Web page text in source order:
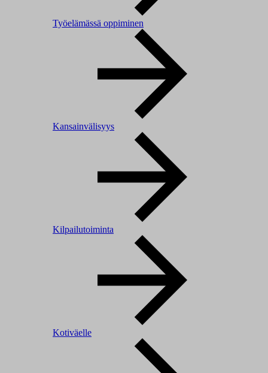
Työelämässä oppiminen
Kansainvälisyys
Kilpailutoiminta
Kotiväelle